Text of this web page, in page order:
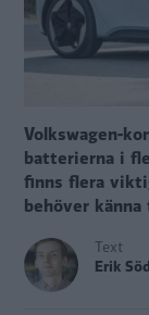
Volkswagen-
batterierna i
finns flera
behöver
Text
Erik